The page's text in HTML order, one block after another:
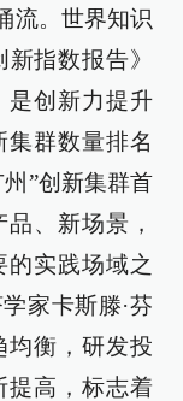
流。世界知识
指数报告》
是创新力提升
群数量排名
”创新集群首
、新场景，
实践场域之
家卡斯滕·芬
均衡，研发投
提高，标志着